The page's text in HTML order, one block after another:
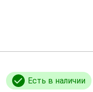
Есть в наличии